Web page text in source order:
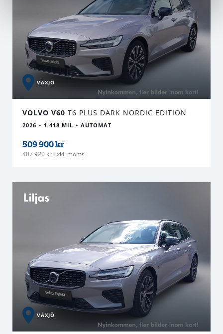
VÄXJÖ
VOLVO V60 T6 PLUS DARK NORDIC EDITION
2026 1 418 MIL AUTOMAT
509 900 kr
407 920 kr Exkl. moms
VÄXJÖ